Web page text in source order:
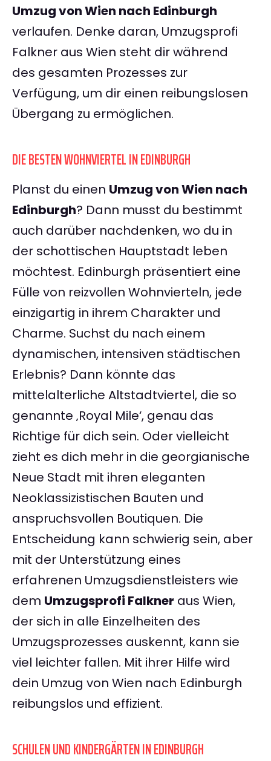
Umzug von Wien nach Edinburgh
verlaufen. Denke daran, Umzugsprofi
Falkner aus Wien steht dir während
des gesamten Prozesses zur
Verfügung, um dir einen reibungslosen
Übergang zu ermöglichen.
DIE BESTEN WOHNVIERTEL IN EDINBURGH
Planst du einen Umzug von Wien nach
Edinburgh? Dann musst du bestimmt
auch darüber nachdenken, wo du in
der schottischen Hauptstadt leben
möchtest. Edinburgh präsentiert eine
Fülle von reizvollen Wohnvierteln, jede
einzigartig in ihrem Charakter und
Charme. Suchst du nach einem
dynamischen, intensiven städtischen
Erlebnis? Dann könnte das
mittelalterliche Altstadtviertel, die so
genannte ‚Royal Mile‘, genau das
Richtige für dich sein. Oder vielleicht
zieht es dich mehr in die georgianische
Neue Stadt mit ihren eleganten
Neoklassizistischen Bauten und
anspruchsvollen Boutiquen. Die
Entscheidung kann schwierig sein, aber
mit der Unterstützung eines
erfahrenen Umzugsdienstleisters wie
dem Umzugsprofi Falkner aus Wien,
der sich in alle Einzelheiten des
Umzugsprozesses auskennt, kann sie
viel leichter fallen. Mit ihrer Hilfe wird
dein Umzug von Wien nach Edinburgh
reibungslos und effizient.
SCHULEN UND KINDERGÄRTEN IN EDINBURGH